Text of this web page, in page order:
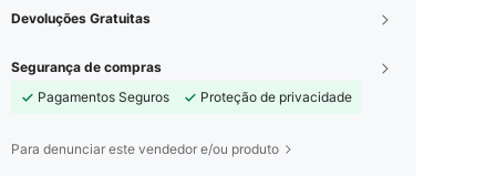
Devoluções Gratuitas
Segurança de compras
Pagamentos Seguros
Proteção de privacidade
Para denunciar este vendedor e/ou produto